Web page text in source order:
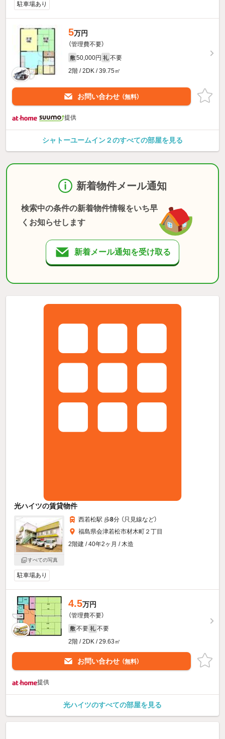
駐車場あり
5万円
（管理費不要）
敷 50,000円 礼 不要
2階 / 2DK / 39.75㎡
お問い合わせ （無料）
提供
シャトーユームイン２のすべての部屋を見る
新着物件メール通知
検索中の条件の新着物件情報をいち早
くお知らせします
新着メール通知を受け取る
光ハイツの賃貸物件
すべての写真
西若松駅 歩8分 （只見線など）
福島県会津若松市材木町２丁目
2階建 / 40年2ヶ月 / 木造
駐車場あり
4.5万円
（管理費不要）
敷 不要 礼 不要
2階 / 2DK / 29.63㎡
お問い合わせ （無料）
提供
光ハイツのすべての部屋を見る